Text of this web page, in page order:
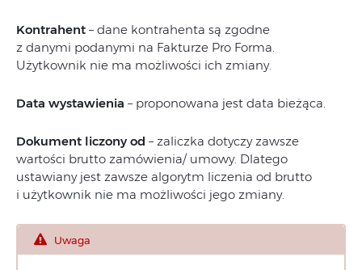
Kontrahent – dane kontrahenta są zgodne
z danymi podanymi na Fakturze Pro Forma.
Użytkownik nie ma możliwości ich zmiany.
Data wystawienia – proponowana jest data bieżąca.
Dokument liczony od – zaliczka dotyczy zawsze
wartości brutto zamówienia/ umowy. Dlatego
ustawiany jest zawsze algorytm liczenia od brutto
i użytkownik nie ma możliwości jego zmiany.
Uwaga